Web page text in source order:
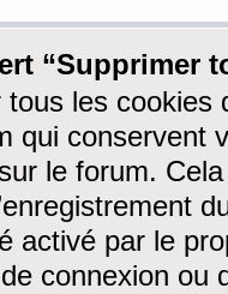
“Supprimer
tous les cookies
qui conservent
le forum.
activé par le
connexion ou